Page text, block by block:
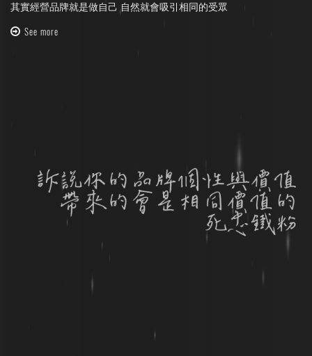
其實經營品牌就是做自己 自然就會吸引相同的受眾
See more